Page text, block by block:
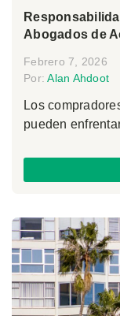
Abogados de
Febrero 7, 2026
Por:Alan Ahdoot
Los
pueden